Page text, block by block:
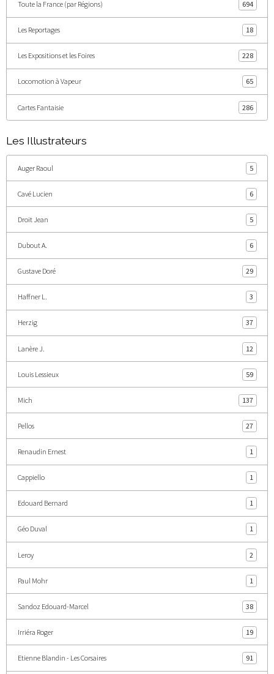
Toute la France (par Régions) 694
Les Reportages 18
Les Expositions et les Foires 228
Locomotion à Vapeur 65
Cartes Fantaisie 286
Les Illustrateurs
Auger Raoul 5
Cavé Lucien 6
Droit Jean 5
Dubout A. 6
Gustave Doré 29
Haffner L. 3
Herzig 37
Lanère J. 12
Louis Lessieux 59
Mich 137
Pellos 27
Renaudin Ernest 1
Cappiello 1
Edouard Bernard 1
Géo Duval 1
Leroy 2
Paul Mohr 1
Sandoz Edouard-Marcel 38
Irriéra Roger 19
Etienne Blandin - Les Corsaires 91